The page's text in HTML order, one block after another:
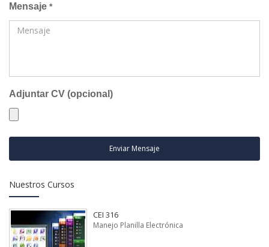
Mensaje *
Adjuntar CV (opcional)
Enviar Mensaje
Nuestros Cursos
CEI 316
Manejo Planilla Electrónica